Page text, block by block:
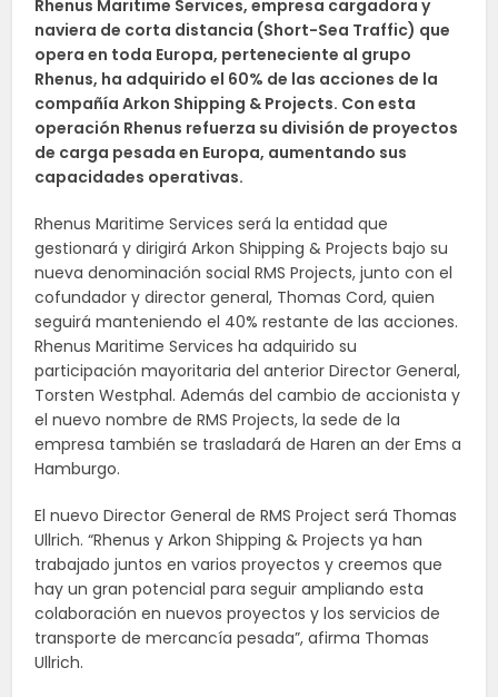
Rhenus Maritime Services, empresa cargadora y
naviera de corta distancia (Short-Sea Traffic) que
opera en toda Europa, perteneciente al grupo
Rhenus, ha adquirido el 60% de las acciones de la
compañía Arkon Shipping & Projects. Con esta
operación Rhenus refuerza su división de proyectos
de carga pesada en Europa, aumentando sus
capacidades operativas.
Rhenus Maritime Services será la entidad que
gestionará y dirigirá Arkon Shipping & Projects bajo su
nueva denominación social RMS Projects, junto con el
cofundador y director general, Thomas Cord, quien
seguirá manteniendo el 40% restante de las acciones.
Rhenus Maritime Services ha adquirido su
participación mayoritaria del anterior Director General,
Torsten Westphal. Además del cambio de accionista y
el nuevo nombre de RMS Projects, la sede de la
empresa también se trasladará de Haren an der Ems a
Hamburgo.
El nuevo Director General de RMS Project será Thomas
Ullrich. “Rhenus y Arkon Shipping & Projects ya han
trabajado juntos en varios proyectos y creemos que
hay un gran potencial para seguir ampliando esta
colaboración en nuevos proyectos y los servicios de
transporte de mercancía pesada”, afirma Thomas
Ullrich.